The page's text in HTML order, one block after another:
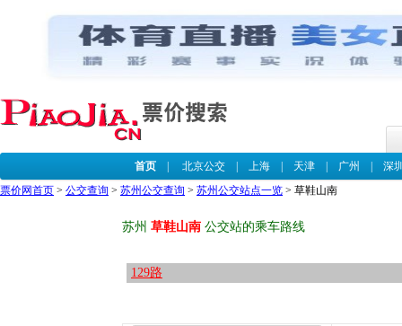
首页| 北京公交| 上海| 天津| 广州
深
票价网首页 > 公交查询 > 苏州公交查询 > 苏州公交站点一览 > 草鞋山南
苏州 草鞋山南 公交站的乘车路线
129路